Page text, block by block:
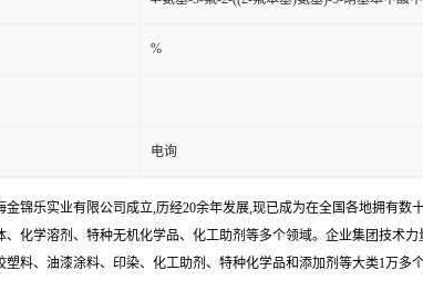
%
电询
锦乐实业有限公司成立,历经20余年发展,现已成为在全国各地拥有
化学溶剂、特种无机化学品、化工助剂等多个领域。企业集团技术
料、油漆涂料、印染、化工助剂、特种化学品和添加剂等大类1万多